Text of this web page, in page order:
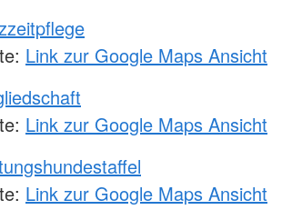
Link zur Google Maps Ansicht
Link zur Google Maps Ansicht
Link zur Google Maps Ansicht